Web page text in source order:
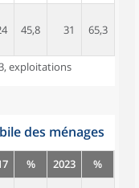
45,8 31 65,3
exploitations
des ménages
% 2023
%